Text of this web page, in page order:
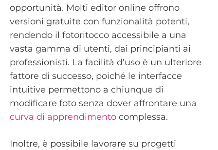
opportunità. Molti editor online offrono
versioni gratuite con funzionalità potenti,
rendendo il fotoritocco accessibile a una
vasta gamma di utenti, dai principianti ai
professionisti. La facilità d’uso è un ulteriore
fattore di successo, poiché le interfacce
intuitive permettono a chiunque di
modificare foto senza dover affrontare una
curva di apprendimento complessa.
Inoltre, è possibile lavorare su progetti